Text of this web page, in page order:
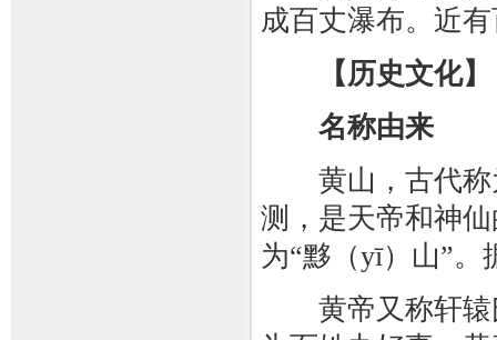
成百丈瀑布。近
【历史文化】
名称由来
黄山，古代称
测，是天帝和神
为“黟（yī）山”
黄帝又称轩辕